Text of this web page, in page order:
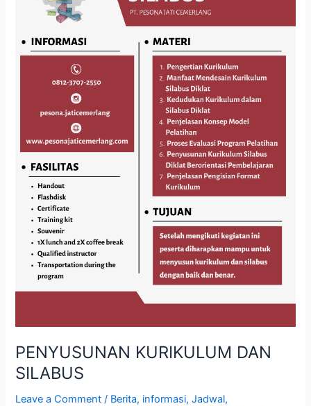
PENYUSUNAN KURIKULUM DAN
SILABUS
Leave a Comment / Berita, informasi,Jadwal,